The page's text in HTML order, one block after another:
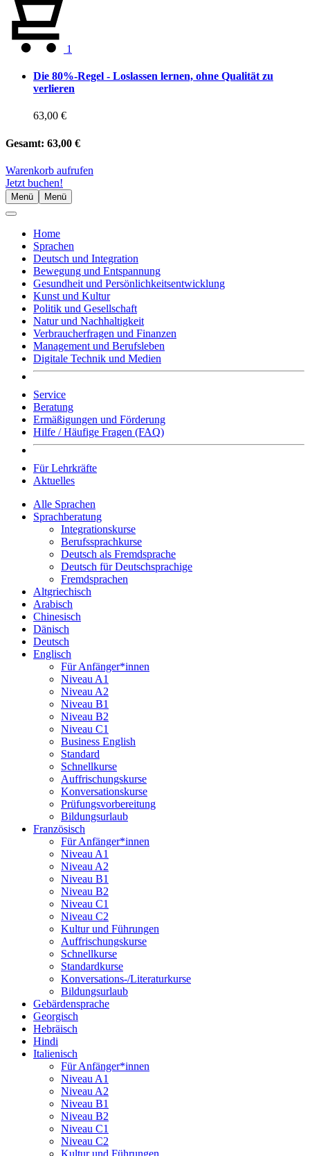
1
Die 80%-Regel - Loslassen lernen, ohne Qualität zu
verlieren
63,00 €
Gesamt: 63,00 €
Warenkorb aufrufen
Jetzt buchen!
Menü Menü
Home
Sprachen
Deutsch und Integration
Bewegung und Entspannung
Gesundheit und Persönlichkeitsentwicklung
Kunst und Kultur
Politik und Gesellschaft
Natur und Nachhaltigkeit
Verbraucherfragen und Finanzen
Management und Berufsleben
Digitale Technik und Medien
Service
Beratung
Ermäßigungen und Förderung
Hilfe / Häufige Fragen (FAQ)
Für Lehrkräfte
Aktuelles
Alle Sprachen
Sprachberatung
Integrationskurse
Berufssprachkurse
Deutsch als Fremdsprache
Deutsch für Deutschsprachige
Fremdsprachen
Altgriechisch
Arabisch
Chinesisch
Dänisch
Deutsch
Englisch
Für Anfänger*innen
Niveau A1
Niveau A2
Niveau B1
Niveau B2
Niveau C1
Business English
Standard
Schnellkurse
Auffrischungskurse
Konversationskurse
Prüfungsvorbereitung
Bildungsurlaub
Französisch
Für Anfänger*innen
Niveau A1
Niveau A2
Niveau B1
Niveau B2
Niveau C1
Niveau C2
Kultur und Führungen
Auffrischungskurse
Schnellkurse
Standardkurse
Konversations-/Literaturkurse
Bildungsurlaub
Gebärdensprache
Georgisch
Hebräisch
Hindi
Italienisch
Für Anfänger*innen
Niveau A1
Niveau A2
Niveau B1
Niveau B2
Niveau C1
Niveau C2
Kultur und Führungen